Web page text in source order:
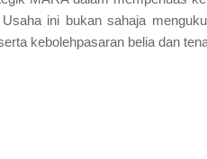
ini bukan sahaja
kebolehpasaran belia dan